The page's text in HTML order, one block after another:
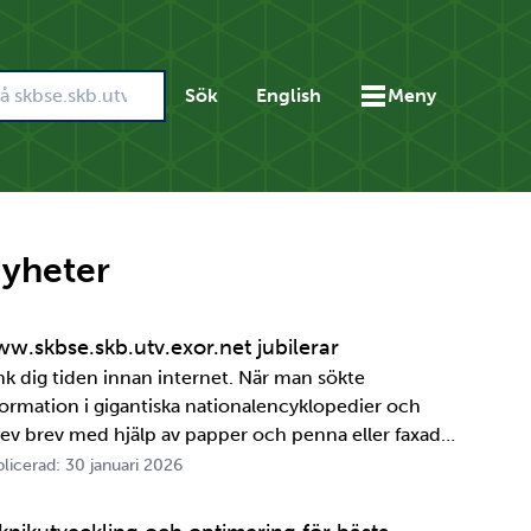
Sök English Meny
jubilerar
dig tiden innan internet. När man sökte
i gigantiska nationalencyklopedier och
brev med hjälp av papper och penna eller faxade
ett meddelande skulle fram snabbt. Det är inte
i alla fall. För oss på SKB är det …
30 januari 2026